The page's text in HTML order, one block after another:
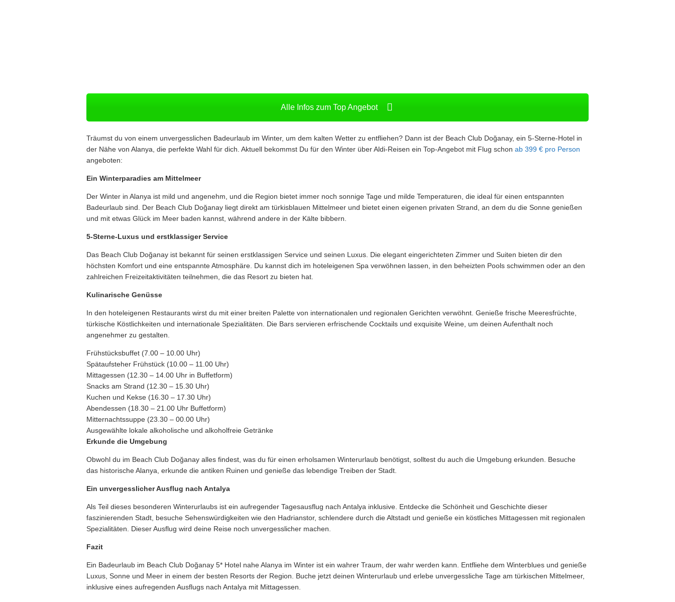
Alle Infos zum Top Angebot
Träumst du von einem unvergesslichen Badeurlaub im Winter, um dem kalten Wetter zu entfliehen? Dann ist der Beach Club Doğanay, ein 5-Sterne-Hotel in
der Nähe von Alanya, die perfekte Wahl für dich. Aktuell bekommst Du für den Winter über Aldi-Reisen ein Top-Angebot mit Flug schon ab 399 € pro Person
angeboten:
Ein Winterparadies am Mittelmeer
Der Winter in Alanya ist mild und angenehm, und die Region bietet immer noch sonnige Tage und milde Temperaturen, die ideal für einen entspannten
Badeurlaub sind. Der Beach Club Doğanay liegt direkt am türkisblauen Mittelmeer und bietet einen eigenen privaten Strand, an dem du die Sonne genießen
und mit etwas Glück im Meer baden kannst, während andere in der Kälte bibbern.
5-Sterne-Luxus und erstklassiger Service
Das Beach Club Doğanay ist bekannt für seinen erstklassigen Service und seinen Luxus. Die elegant eingerichteten Zimmer und Suiten bieten dir den
höchsten Komfort und eine entspannte Atmosphäre. Du kannst dich im hoteleigenen Spa verwöhnen lassen, in den beheizten Pools schwimmen oder an den
zahlreichen Freizeitaktivitäten teilnehmen, die das Resort zu bieten hat.
Kulinarische Genüsse
In den hoteleigenen Restaurants wirst du mit einer breiten Palette von internationalen und regionalen Gerichten verwöhnt. Genieße frische Meeresfrüchte,
türkische Köstlichkeiten und internationale Spezialitäten. Die Bars servieren erfrischende Cocktails und exquisite Weine, um deinen Aufenthalt noch
angenehmer zu gestalten.
Frühstücksbuffet (7.00 – 10.00 Uhr)
Spätaufsteher Frühstück (10.00 – 11.00 Uhr)
Mittagessen (12.30 – 14.00 Uhr in Buffetform)
Snacks am Strand (12.30 – 15.30 Uhr)
Kuchen und Kekse (16.30 – 17.30 Uhr)
Abendessen (18.30 – 21.00 Uhr Buffetform)
Mitternachtssuppe (23.30 – 00.00 Uhr)
Ausgewählte lokale alkoholische und alkoholfreie Getränke
Erkunde die Umgebung
Obwohl du im Beach Club Doğanay alles findest, was du für einen erholsamen Winterurlaub benötigst, solltest du auch die Umgebung erkunden. Besuche
das historische Alanya, erkunde die antiken Ruinen und genieße das lebendige Treiben der Stadt.
Ein unvergesslicher Ausflug nach Antalya
Als Teil dieses besonderen Winterurlaubs ist ein aufregender Tagesausflug nach Antalya inklusive. Entdecke die Schönheit und Geschichte dieser
faszinierenden Stadt, besuche Sehenswürdigkeiten wie den Hadrianstor, schlendere durch die Altstadt und genieße ein köstliches Mittagessen mit regionalen
Spezialitäten. Dieser Ausflug wird deine Reise noch unvergesslicher machen.
Fazit
Ein Badeurlaub im Beach Club Doğanay 5* Hotel nahe Alanya im Winter ist ein wahrer Traum, der wahr werden kann. Entfliehe dem Winterblues und genieße
Luxus, Sonne und Meer in einem der besten Resorts der Region. Buche jetzt deinen Winterurlaub und erlebe unvergessliche Tage am türkischen Mittelmeer,
inklusive eines aufregenden Ausflugs nach Antalya mit Mittagessen.